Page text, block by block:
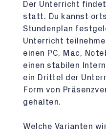
Der Unterricht
statt. Du kannst
Stundenplan
Unterricht
einen PC, Mac,
einen stabilen
ein Drittel der
Form von
gehalten.
Welche Varianten